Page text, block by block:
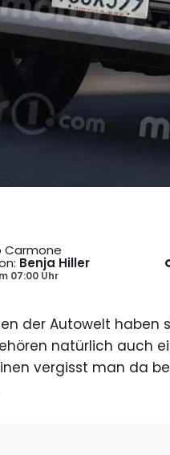
Carmone
: Benja Hiller
07:00 Uhr
der Autowelt haben
natürlich auch
vergisst man da